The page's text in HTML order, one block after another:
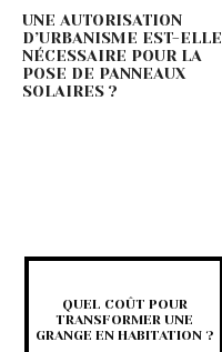
UNE AUTORISATION
D’URBANISME EST-ELLE
NÉCESSAIRE POUR LA
POSE DE PANNEAUX
SOLAIRES ?
QUEL COÛT POUR
TRANSFORMER UNE
GRANGE EN HABITATION ?